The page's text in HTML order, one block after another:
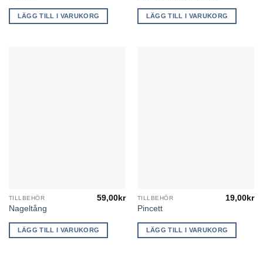
LÄGG TILL I VARUKORG LÄGG TILL I VARUKORG
TILLBEHÖR
Nageltång
59,00 kr
LÄGG TILL I VARUKORG
TILLBEHÖR
Pincett
19,00 kr
LÄGG TILL I VARUKORG